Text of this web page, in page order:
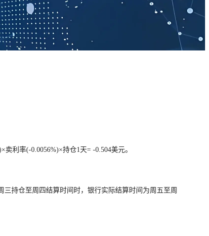
卖利率(-0.0056%)×持仓1天= -0.504美元。
持仓至周四结算时间时， 银行实际结算时间为周五至周